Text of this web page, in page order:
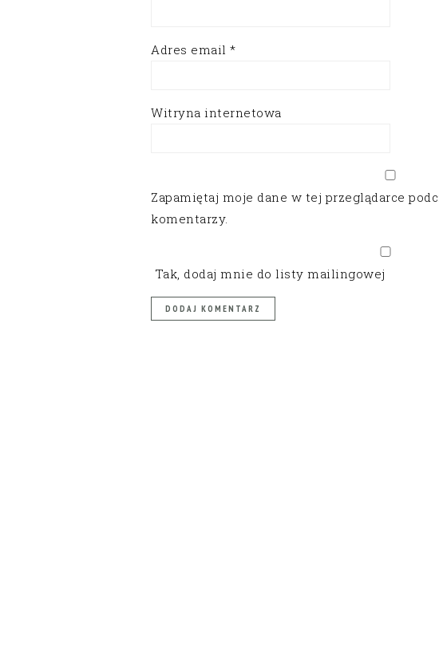
Adres email *
Witryna internetowa
Zapamiętaj moje dane w tej przeglądarce
komentarzy.
Tak, dodaj mnie do listy mailingowej